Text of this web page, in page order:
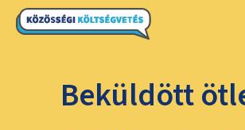
Beküldött